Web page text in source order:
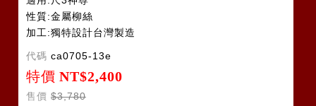
性質:金屬柳絲
加工:獨特設計台灣製造
代碼 ca0705-13e
特價 NT$2,400
售價 $3,780